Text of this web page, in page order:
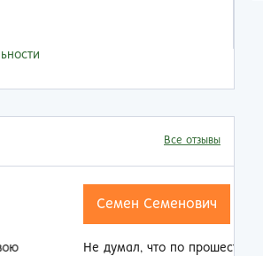
Все отзывы
прошествии 20 лет работы на